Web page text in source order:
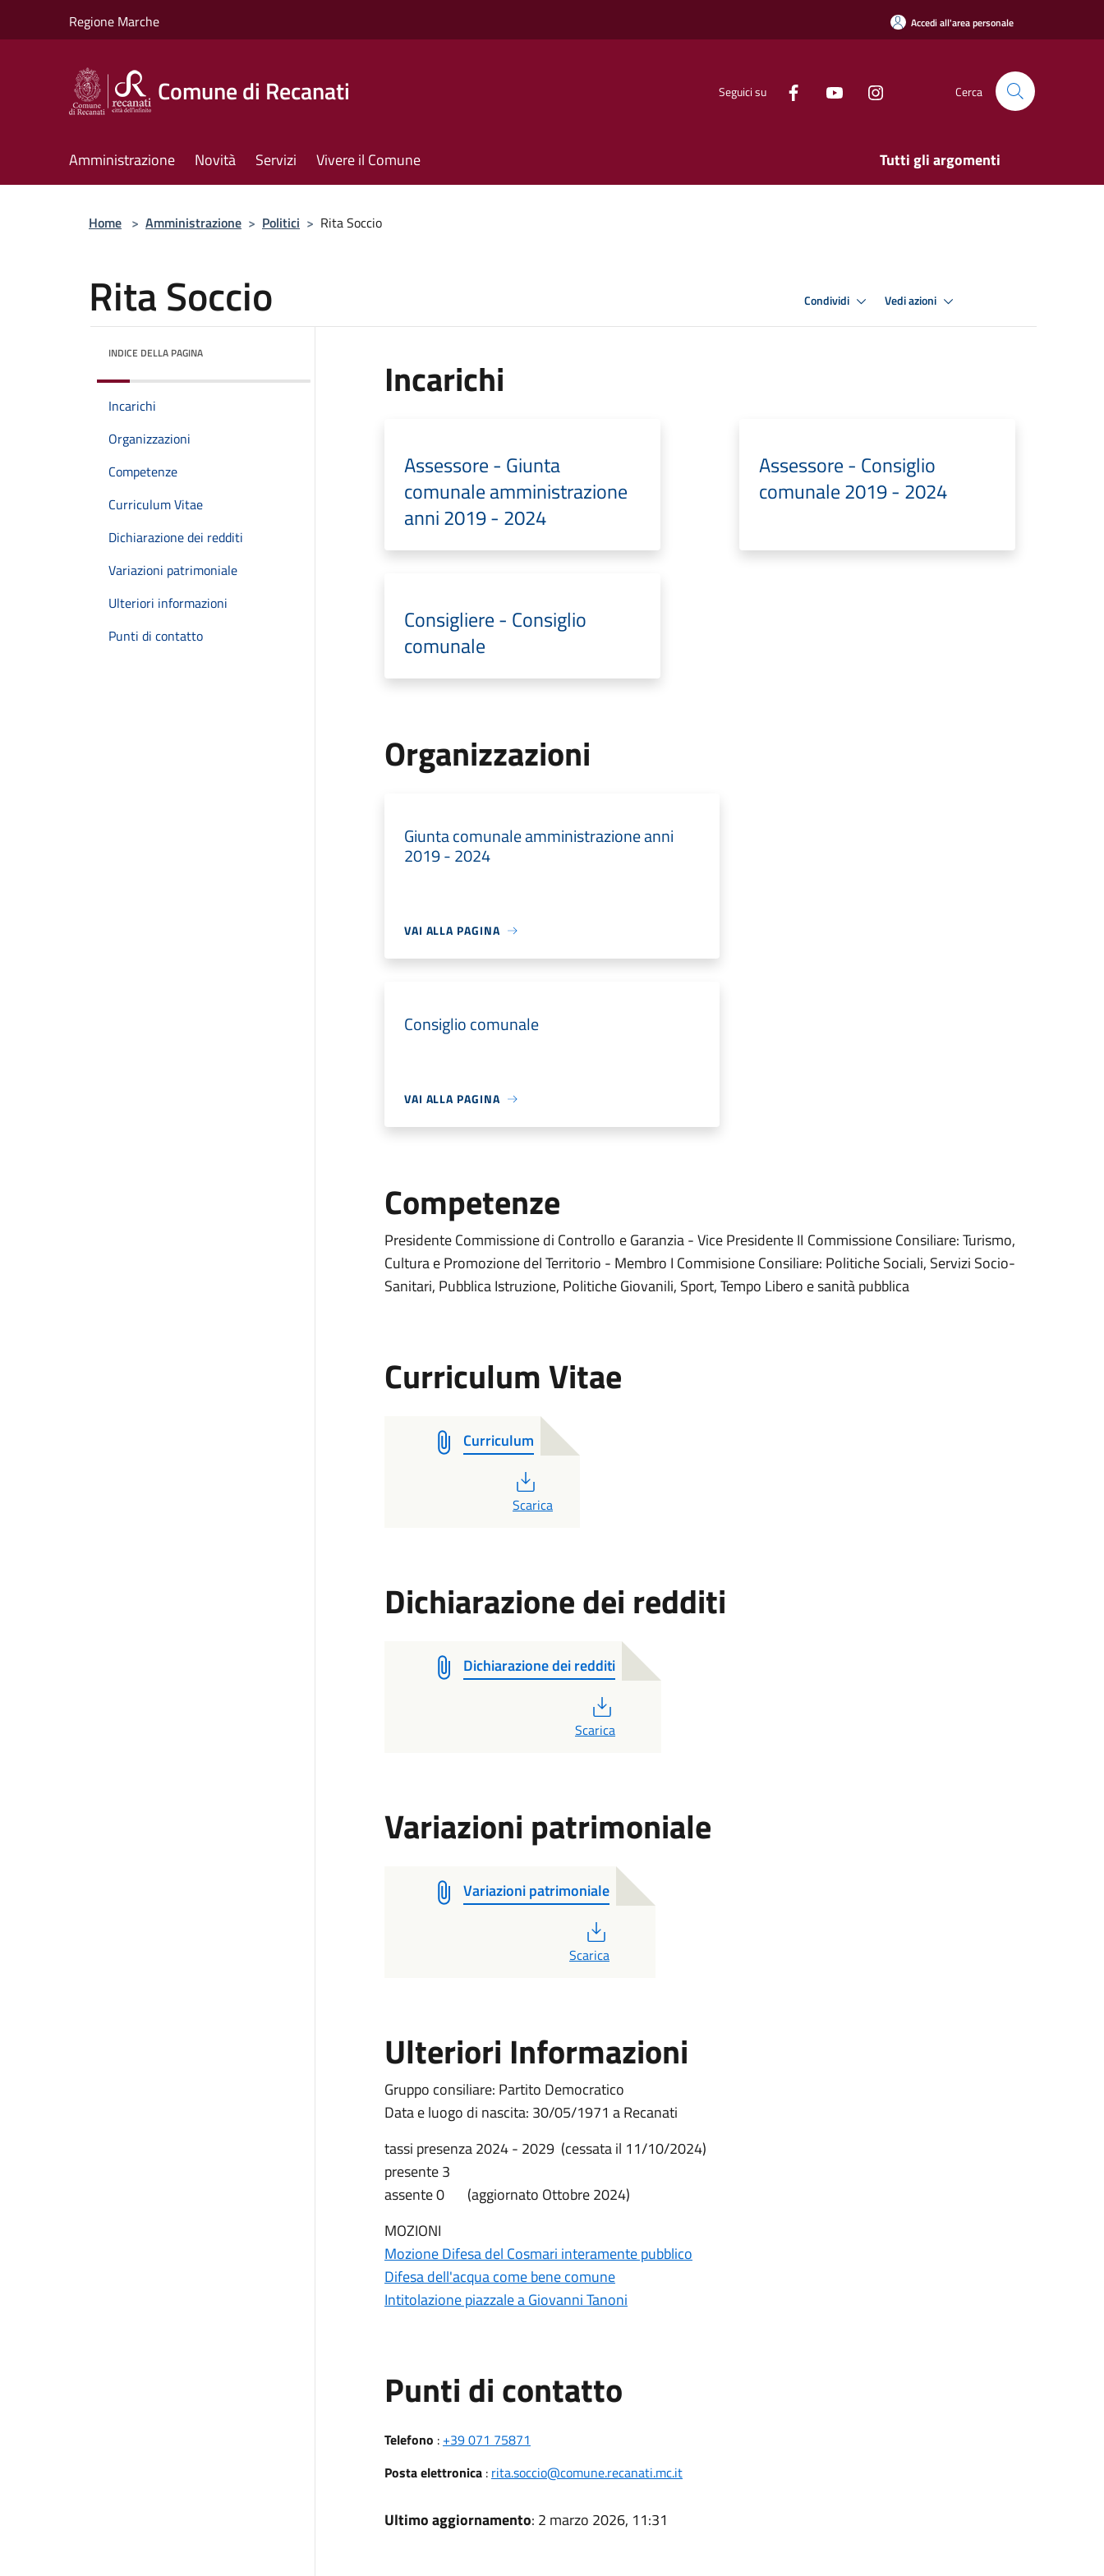
Regione Marche Accedi all'area personale
Comune di Recanati Seguici su Cerca
Amministrazione Novità Servizi Vivere il Comune Tutti gli argomenti
Home > Amministrazione > Politici > Rita Soccio
Rita Soccio Condividi Vedi azioni
INDICE DELLA PAGINA
Incarichi
Organizzazioni
Competenze
Curriculum Vitae
Dichiarazione dei redditi
Variazioni patrimoniale
Ulteriori informazioni
Punti di contatto
Incarichi
Assessore - Giunta
comunale amministrazione
anni 2019 - 2024
Assessore - Consiglio
comunale 2019 - 2024
Consigliere - Consiglio
comunale
Organizzazioni
Giunta comunale amministrazione anni
2019 - 2024
VAI ALLA PAGINA
Consiglio comunale
VAI ALLA PAGINA
Competenze
Presidente Commissione di Controllo e Garanzia - Vice Presidente II Commissione Consiliare: Turismo,
Cultura e Promozione del Territorio - Membro I Commisione Consiliare: Politiche Sociali, Servizi Socio-
Sanitari, Pubblica Istruzione, Politiche Giovanili, Sport, Tempo Libero e sanità pubblica
Curriculum Vitae
Curriculum
PDF
Scarica
Dichiarazione dei redditi
Dichiarazione dei redditi
Scarica
Variazioni patrimoniale
Variazioni patrimoniale
Scarica
Ulteriori Informazioni
Gruppo consiliare: Partito Democratico
Data e luogo di nascita: 30/05/1971 a Recanati
tassi presenza 2024 - 2029 (cessata il 11/10/2024)
presente 3
assente 0 (aggiornato Ottobre 2024)
MOZIONI
Mozione Difesa del Cosmari interamente pubblico
Difesa dell'acqua come bene comune
Intitolazione piazzale a Giovanni Tanoni
Punti di contatto
Telefono : +39 071 75871
Posta elettronica: rita.soccio@comune.recanati.mc.it
Ultimo aggiornamento: 2 marzo 2026, 11:31